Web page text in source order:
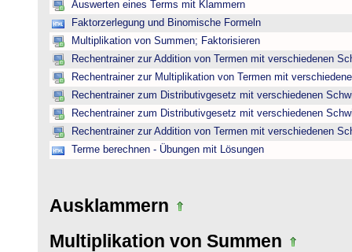
Auswerten eines Terms mit Klammern
Faktorzerlegung und Binomische Formeln
Multiplikation von Summen; Faktorisieren
Rechentrainer zur Addition von Termen mit verschiedenen
Rechentrainer zur Multiplikation von Termen mit
Rechentrainer zum Distributivgesetz mit verschiedenen
Rechentrainer zum Distributivgesetz mit verschiedenen
Rechentrainer zur Addition von Termen mit verschiedenen
Terme berechnen - Übungen mit Lösungen
Ausklammern
Multiplikation von Summen